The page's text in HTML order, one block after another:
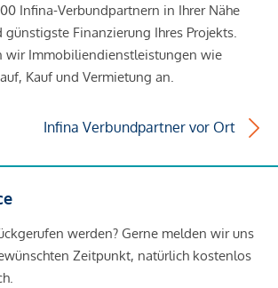
Infina-Verbundpartnern in Ihrer Nähe
Finanzierung Ihres Projekts.
wir Immobiliendienstleistungen wie
Kauf und Vermietung an.
Infina Verbundpartner vor Ort
werden? Gerne melden wir uns
Zeitpunkt, natürlich kostenlos